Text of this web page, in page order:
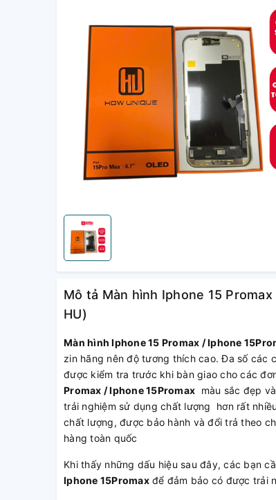
Mô tả Màn hình Iphone 15
HU)
Màn hình Iphone 15 Promax / Iphone
zin hãng nên độ tương thích cao. Đa số các
được kiểm tra trước khi bàn giao cho các
Promax / Iphone 15Promax màu sắc đẹp
trải nghiệm sử dụng chất lượng hơn rất
chất lượng, được bảo hành và đổi trả theo
hàng toàn quốc
Khi thấy những dấu hiệu sau đây, các bạn
Iphone 15Promaxđể đảm bảo có được trải